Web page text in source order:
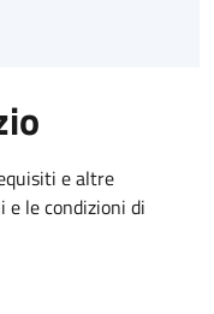
e altre
le condizioni di